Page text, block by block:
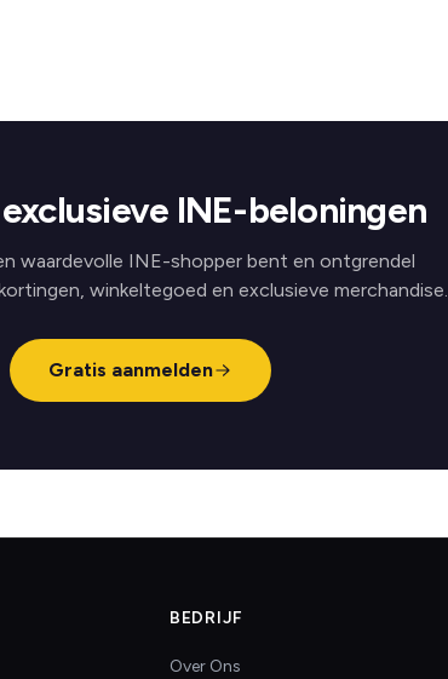
INE-beloningen
waardevolle INE-shopper bent en ontgrendel
winkeltegoed en exclusieve merchandise.
Gratis aanmelden
BEDRIJF
Over Ons